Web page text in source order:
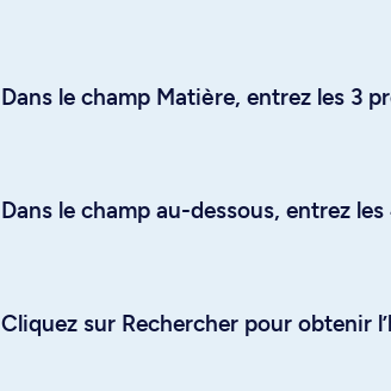
Dans le champ Matière, entrez les 3
Dans le champ au-dessous, entrez
Cliquez sur Rechercher pour obtenir